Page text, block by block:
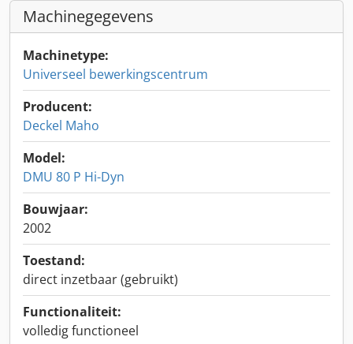
Machinegegevens
Machinetype:
Universeel bewerkingscentrum
Producent:
Deckel Maho
Model:
DMU 80 P Hi-Dyn
Bouwjaar:
2002
Toestand:
direct inzetbaar (gebruikt)
Functionaliteit:
volledig functioneel